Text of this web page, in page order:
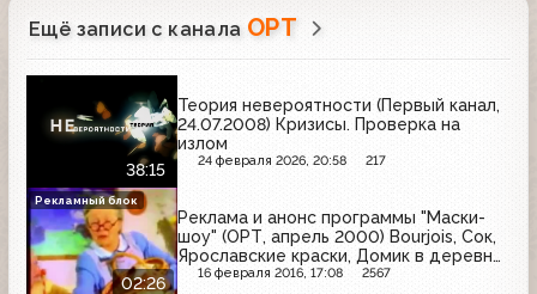
Ещё записи с канала ОРТ
38:15
Теория невероятности (Первый канал,
24.07.2008) Кризисы. Проверка на
излом
24 февраля 2026, 20:58 217
02:26
Реклама и анонс программы "Маски-
шоу" (ОРТ, апрель 2000) Bourjois, Сок,
Ярославские краски, Домик в деревне,
Комбикорм, Cola-Cao
16 февраля 2016, 17:08 2567
Рекламный блок